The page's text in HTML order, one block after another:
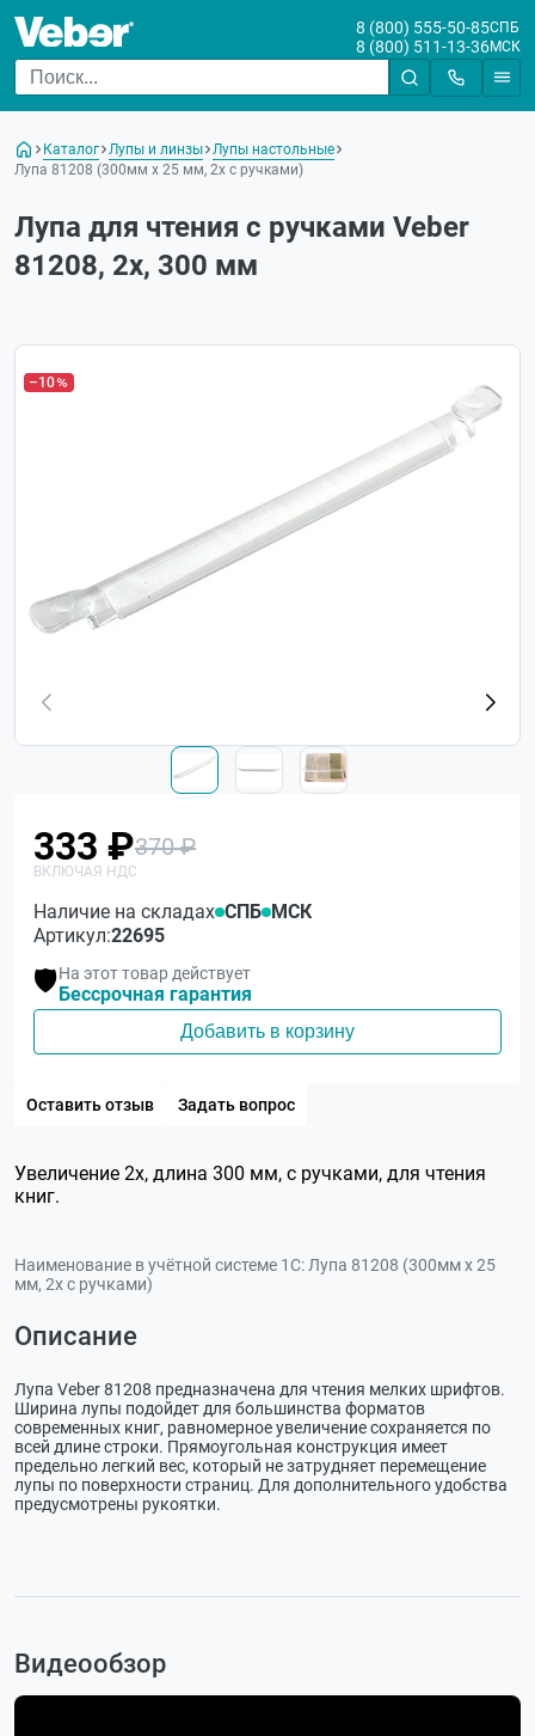
8 (800) 555-50-85СПБ
8 (800) 511-13-36МСК
Каталог Лупы и линзы
Лупы настольные
Лупа 81208 (300мм х 25 мм, 2х с ручками)
Лупа для чтения с ручками Veber
81208, 2x, 300 мм
–10
333 ₽370 ₽
Наличие на складах СПБ МСК
Артикул:22695
🛡️На этот товар действует
Бессрочная гарантия
Добавить в корзину
Оставить отзыв Задать вопрос
Увеличение 2х, длина 300 мм, с ручками, для чтения
книг.
Наименование в учётной системе 1С: Лупа 81208 (300мм х 25
мм, 2х с ручками)
Описание
Лупа Veber 81208 предназначена для чтения мелких шрифтов.
Ширина лупы подойдет для большинства форматов
современных книг, равномерное увеличение сохраняется по
всей длине строки. Прямоугольная конструкция имеет
предельно легкий вес, который не затрудняет перемещение
лупы по поверхности страниц. Для дополнительного удобства
предусмотрены рукоятки.
Видеообзор